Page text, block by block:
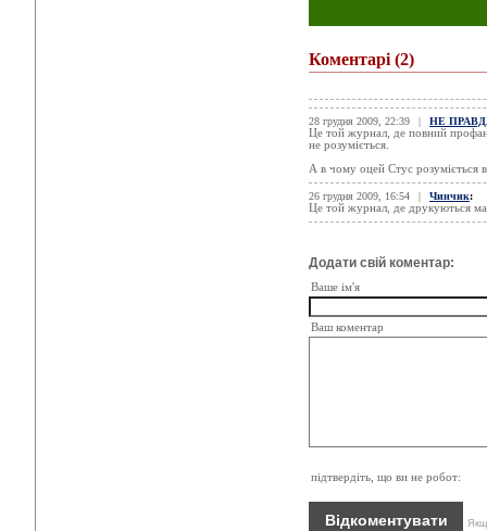
Коментарі (2)
28 грудня 2009, 22:39 |
НЕ
Це той журнал, де повний профан
не розуміється.
А в чому оцей Стус розуміється
26 грудня 2009, 16:54 | Чинчик:
Це той журнал, де друкуються
Додати свій коментар:
Ваше ім'я
Ваш коментар
підтвердіть, що ви не робот: